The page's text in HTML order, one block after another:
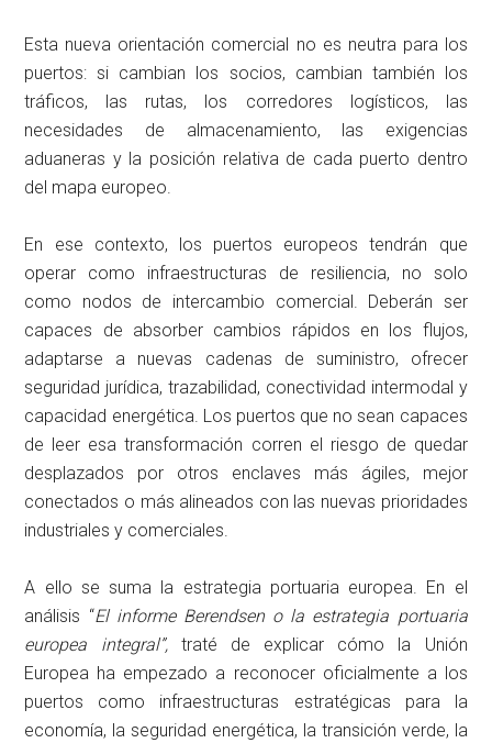
Esta nueva orientación comercial no es neutra para los
puertos: si cambian los socios, cambian también los
tráficos, las rutas, los corredores logísticos, las
necesidades de almacenamiento, las exigencias
aduaneras y la posición relativa de cada puerto dentro
del mapa europeo.
En ese contexto, los puertos europeos tendrán que
operar como infraestructuras de resiliencia, no solo
como nodos de intercambio comercial. Deberán ser
capaces de absorber cambios rápidos en los flujos,
adaptarse a nuevas cadenas de suministro, ofrecer
seguridad jurídica, trazabilidad, conectividad intermodal y
capacidad energética. Los puertos que no sean capaces
de leer esa transformación corren el riesgo de quedar
desplazados por otros enclaves más ágiles, mejor
conectados o más alineados con las nuevas prioridades
industriales y comerciales.
A ello se suma la estrategia portuaria europea. En el
análisis “El informe Berendsen o la estrategia portuaria
europea integral”,traté de explicar cómo la Unión
Europea ha empezado a reconocer oficialmente a los
puertos como infraestructuras estratégicas para la
economía, la seguridad energética, la transición verde, la